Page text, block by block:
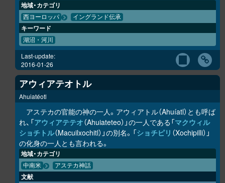
地域・カテゴリ
西ヨーロッパ イングランド伝承
キーワード
湖沼・河川
Last-update:
2016-01-26
アウィアテオトル
Ahuiatéotl
アステカの官能の神の一人。アウィアトル（Ahuíatl）とも呼ば
れ、「アウィアテテオ（Ahuiateteo）」の一人である「マクウィル
ショチトル（Macuilxochitl）」の別名。「ショチピリ （Xochipilli）」
の化身の一人とも言われる。
地域・カテゴリ
中南米 アステカ神話
文献